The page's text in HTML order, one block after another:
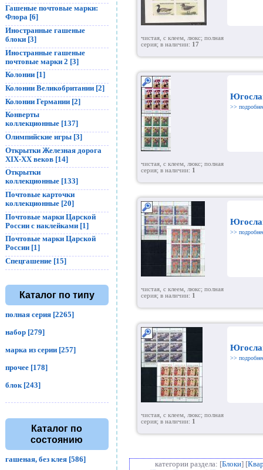
Гашеные почтовые марки:
Флора [6]
Иностранные гашеные
блоки [3]
Иностранные гашеные
почтовые марки 2 [3]
Колонии [1]
Колонии Великобритании [2]
Колонии Германии [2]
Конверты
коллекционные [137]
Олимпийские игры [3]
Открытки Железная дорога
XIX-XX веков [14]
Открытки
коллекционные [133]
Почтовые карточки
коллекционные [20]
Почтовые марки Царской
России с наклейками [1]
Почтовые марки Царской
России [1]
Спецгашение [15]
Каталог по типу
полная серия [2265]
набор [279]
марка из серии [257]
прочее [178]
блок [243]
Каталог по
состоянию
гашеная, без клея [586]
чистая, с клеем, люкс; полная
серия; в наличии: 17
>>
чистая, с клеем, люкс; полная
серия; в наличии: 1
>>
чистая, с клеем, люкс; полная
серия; в наличии: 1
>>
чистая, с клеем, люкс; полная
серия; в наличии: 1
категории раздела: [Блоки] [